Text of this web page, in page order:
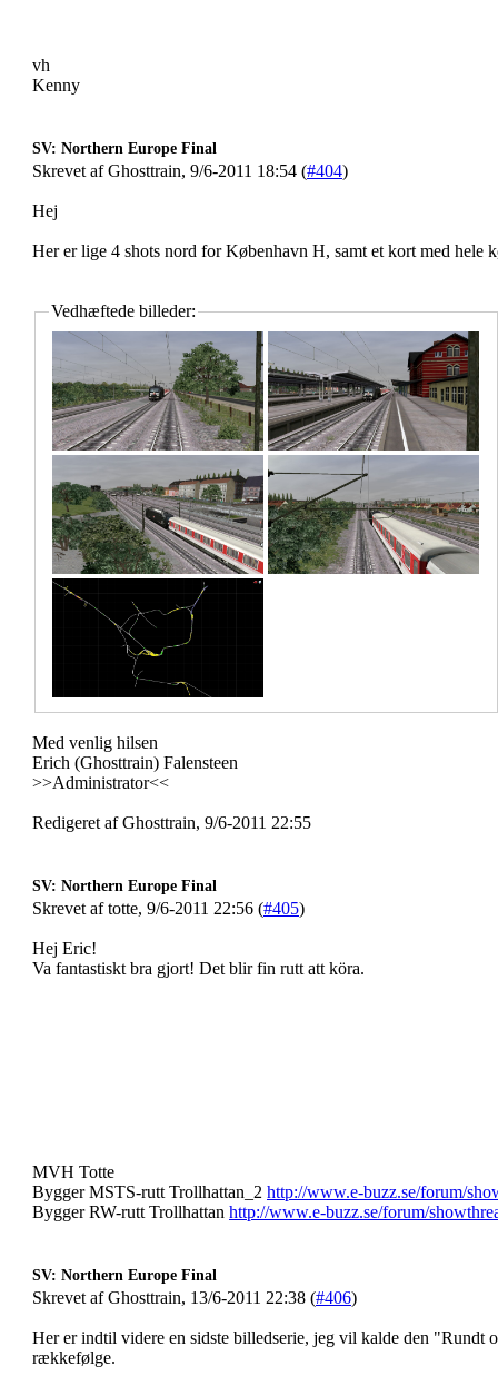
vh
Kenny
SV: Northern Europe Final
Skrevet af Ghosttrain, 9/6-2011 18:54 (#404)
Hej
Her er lige 4 shots nord for København H, samt et kort med hele
Vedhæftede billeder:
Med venlig hilsen
Erich (Ghosttrain) Falensteen
>>Administrator<<
Redigeret af Ghosttrain, 9/6-2011 22:55
SV: Northern Europe Final
Skrevet af totte, 9/6-2011 22:56 (#405)
Hej Eric!
Va fantastiskt bra gjort! Det blir fin rutt att köra.
MVH Totte
Bygger MSTS-rutt Trollhattan_2 http://www.e-buzz.se/forum/
Bygger RW-rutt Trollhattan http://www.e-buzz.se/forum/
SV: Northern Europe Final
Skrevet af Ghosttrain, 13/6-2011 22:38 (#406)
Her er indtil videre en sidste billedserie, jeg vil kalde den
rækkefølge.